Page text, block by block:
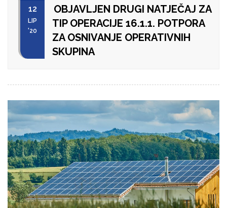
12
LIP
'20
OBJAVLJEN DRUGI NATJEČAJ ZA
TIP OPERACIJE 16.1.1. POTPORA
ZA OSNIVANJE OPERATIVNIH
SKUPINA